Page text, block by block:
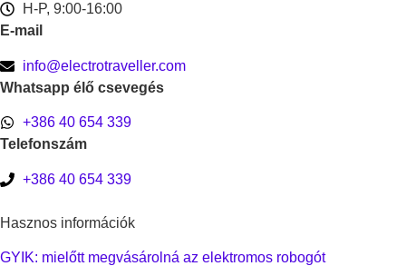
H-P, 9:00-16:00
E-mail
info@electrotraveller.com
Whatsapp élő csevegés
+386 40 654 339
Telefonszám
+386 40 654 339
Hasznos információk
GYIK: mielőtt megvásárolná az elektromos robogót